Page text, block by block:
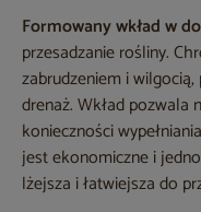
Formowany wkład w
przesadzanie rośliny.
zabrudzeniem i
drenaż. Wkład pozwala
konieczności
jest ekonomiczne i
lżejsza i łatwiejsza do